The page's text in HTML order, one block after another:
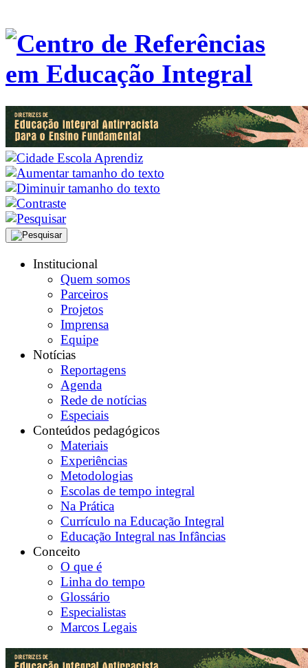
Institucional
Quem somos
Parceiros
Projetos
Imprensa
Equipe
Notícias
Reportagens
Agenda
Rede de notícias
Especiais
Conteúdos pedagógicos
Materiais
Experiências
Metodologias
Escolas de tempo integral
Na Prática
Currículo na Educação Integral
Educação Integral nas Infâncias
Conceito
O que é
Linha do tempo
Glossário
Especialistas
Marcos Legais